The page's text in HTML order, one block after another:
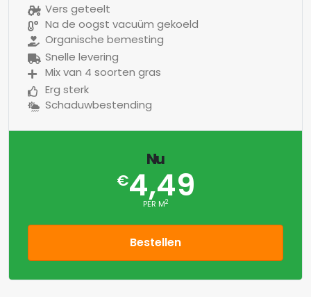
Vers geteelt
Na de oogst vacuüm gekoeld
Organische bemesting
Snelle levering
Mix van 4 soorten gras
Erg sterk
Schaduwbestending
Nu
€4,49
PER M2
Bestellen